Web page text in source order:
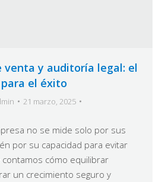
venta y auditoría legal: el
el éxito
21 marzo, 2025
no se mide solo por sus
por su capacidad para evitar
contamos cómo equilibrar
un crecimiento seguro y